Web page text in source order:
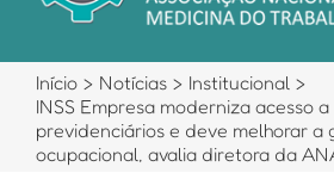
Início Notícias
Institucional
INSS Empresa moderniza acesso
previdenciários e deve melhorar a
ocupacional, avalia diretora da